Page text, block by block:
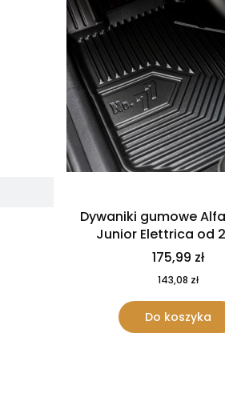
Dywaniki gumowe
Junior Elettrica od
175,99 zł
143,08 zł
Do koszyka